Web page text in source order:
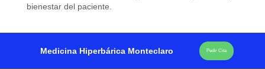
bienestar del paciente.
Medicina Hiperbárica Monteclaro Pedir Cita